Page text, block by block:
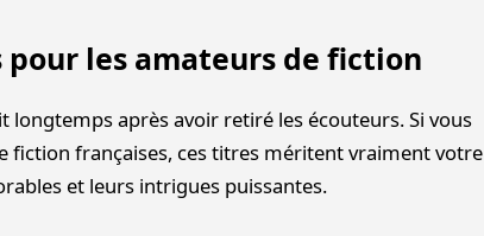
les amateurs de fiction
après avoir retiré les écouteurs. Si vous
fiction françaises, ces titres méritent vraiment votre
et leurs intrigues puissantes.